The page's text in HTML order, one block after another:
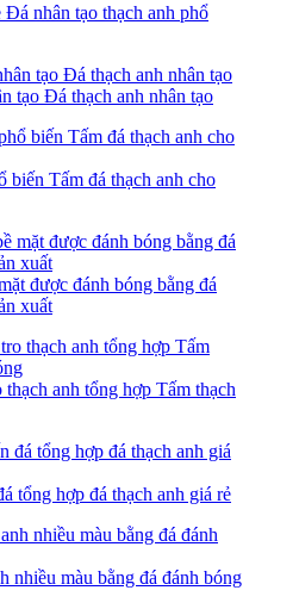
Đá nhân tạo thạch anh phổ
tạo Đá thạch anh nhân tạo
biến Tấm đá thạch anh cho
được đánh bóng bằng đá
xuất
anh tổng hợp Tấm thạch
tổng hợp đá thạch anh giá rẻ
nhiều màu bằng đá đánh bóng